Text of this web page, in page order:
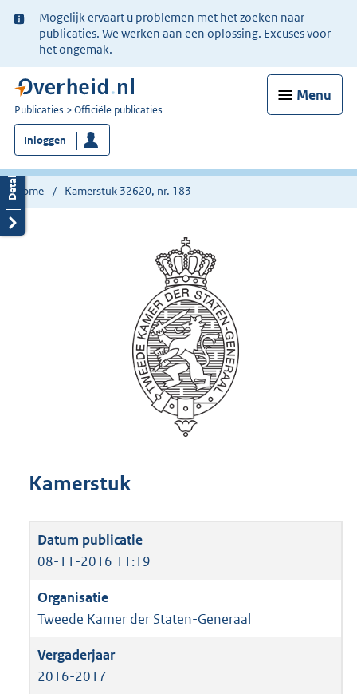
Ter
informatie:
Mogelijk ervaart u problemen met het zoeken naar
publicaties. We werken aan een oplossing. Excuses voor
het ongemak.
Menu
U
bent
nu
hier:
Publicaties Officiële publicaties
Inloggen
Home Kamerstuk 32620, nr. 183
Kamerstuk
08-11-2016 11:19
Tweede Kamer der Staten-Generaal
2016-2017